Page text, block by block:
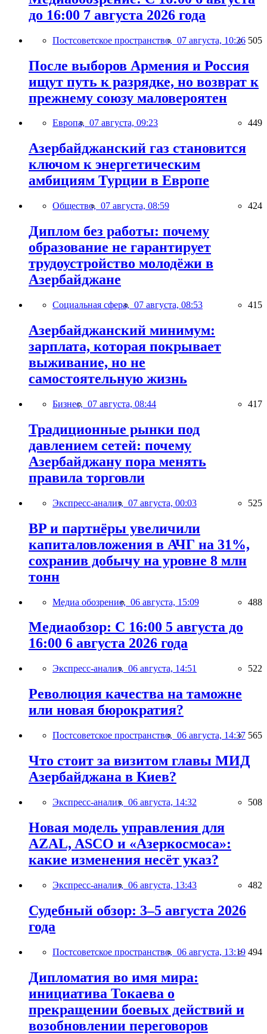
до 16:00 7 августа 2026 года
Постсоветское пространство, 07 августа, 10:26 505
После выборов Армения и Россия
ищут путь к разрядке, но возврат к
прежнему союзу маловероятен
Европа, 07 августа, 09:23 449
Азербайджанский газ становится
ключом к энергетическим
амбициям Турции в Европе
Общество, 07 августа, 08:59 424
Диплом без работы: почему
образование не гарантирует
трудоустройство молодёжи в
Азербайджане
Социальная сфера, 07 августа, 08:53 415
Азербайджанский минимум:
зарплата, которая покрывает
выживание, но не
самостоятельную жизнь
Бизнес, 07 августа, 08:44 417
Традиционные рынки под
давлением сетей: почему
Азербайджану пора менять
правила торговли
Экспресс-анализ, 07 августа, 00:03 525
BP и партнёры увеличили
капиталовложения в АЧГ на 31%,
сохранив добычу на уровне 8 млн
тонн
Медиа обозрение, 06 августа, 15:09 488
Медиаобзор: С 16:00 5 августа до
16:00 6 августа 2026 года
Экспресс-анализ, 06 августа, 14:51 522
Революция качества на таможне
или новая бюрократия?
Постсоветское пространство, 06 августа, 14:37 565
Что стоит за визитом главы МИД
Азербайджана в Киев?
Экспресс-анализ, 06 августа, 14:32 508
Новая модель управления для
AZAL, ASCO и «Азеркосмоса»:
какие изменения несёт указ?
Экспресс-анализ, 06 августа, 13:43 482
Судебный обзор: 3–5 августа 2026
года
Постсоветское пространство, 06 августа, 13:19 494
Дипломатия во имя мира:
инициатива Токаева о
прекращении боевых действий и
возобновлении переговоров